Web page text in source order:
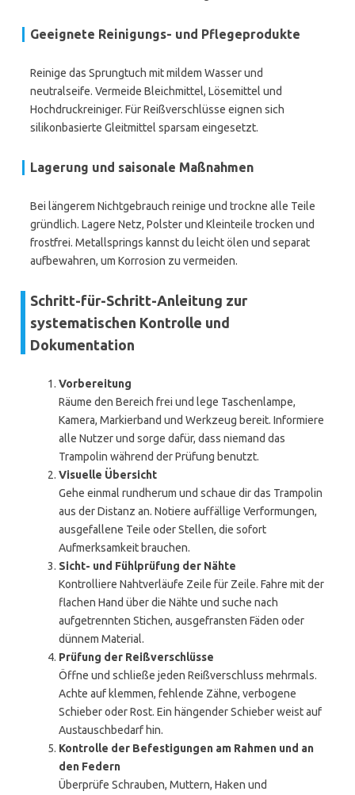
Geeignete Reinigungs- und Pflegeprodukte
Reinige das Sprungtuch mit mildem Wasser und
neutralseife. Vermeide Bleichmittel, Lösemittel und
Hochdruckreiniger. Für Reißverschlüsse eignen sich
silikonbasierte Gleitmittel sparsam eingesetzt.
Lagerung und saisonale Maßnahmen
Bei längerem Nichtgebrauch reinige und trockne alle Teile
gründlich. Lagere Netz, Polster und Kleinteile trocken und
frostfrei. Metallsprings kannst du leicht ölen und separat
aufbewahren, um Korrosion zu vermeiden.
Schritt-für-Schritt-Anleitung zur
systematischen Kontrolle und
Dokumentation
Vorbereitung
Räume den Bereich frei und lege Taschenlampe,
Kamera, Markierband und Werkzeug bereit. Informiere
alle Nutzer und sorge dafür, dass niemand das
Trampolin während der Prüfung benutzt.
Visuelle Übersicht
Gehe einmal rundherum und schaue dir das Trampolin
aus der Distanz an. Notiere auffällige Verformungen,
ausgefallene Teile oder Stellen, die sofort
Aufmerksamkeit brauchen.
Sicht- und Fühlprüfung der Nähte
Kontrolliere Nahtverläufe Zeile für Zeile. Fahre mit der
flachen Hand über die Nähte und suche nach
aufgetrennten Stichen, ausgefransten Fäden oder
dünnem Material.
Prüfung der Reißverschlüsse
Öffne und schließe jeden Reißverschluss mehrmals.
Achte auf klemmen, fehlende Zähne, verbogene
Schieber oder Rost. Ein hängender Schieber weist auf
Austauschbedarf hin.
Kontrolle der Befestigungen am Rahmen und an
den Federn
Überprüfe Schrauben, Muttern, Haken und